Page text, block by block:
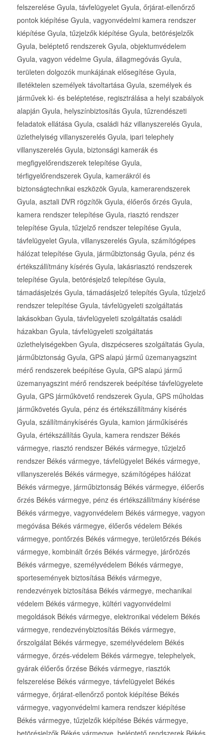
felszerelése Gyula, távfelügyelet Gyula, őrjárat-ellenőrző
pontok kiépítése Gyula, vagyonvédelmi kamera rendszer
kiépítése Gyula, tűzjelzők kiépítése Gyula, betörésjelzők
Gyula, beléptető rendszerek Gyula, objektumvédelem
Gyula, vagyon védelme Gyula, állagmegóvás Gyula,
területen dolgozók munkájának elősegítése Gyula,
illetéktelen személyek távoltartása Gyula, személyek és
járművek ki- és beléptetése, regisztrálása a helyi szabályok
alapján Gyula, helyszínbiztosítás Gyula, tűzrendészeti
feladatok ellátása Gyula, családi ház villanyszerelés Gyula,
üzlethelyiség villanyszerelés Gyula, ipari telephely
villanyszerelés Gyula, biztonsági kamerák és
megfigyelőrendszerek telepítése Gyula,
térfigyelőrendszerek Gyula, kamerákról és
biztonságtechnikai eszközök Gyula, kamerarendszerek
Gyula, asztali DVR rögzítők Gyula, élőerős őrzés Gyula,
kamera rendszer telepítése Gyula, riasztó rendszer
telepítése Gyula, tűzjelző rendszer telepítése Gyula,
távfelügyelet Gyula, villanyszerelés Gyula, számítógépes
hálózat telepítése Gyula, járműbiztonság Gyula, pénz és
értékszállítmány kísérés Gyula, lakásriasztó rendszerek
telepítése Gyula, betörésjelző telepítése Gyula,
támadásjelzés Gyula, támadásjelző telepítés Gyula, tűzjelző
rendszer telepítése Gyula, távfelügyeleti szolgáltatás
lakásokban Gyula, távfelügyeleti szolgáltatás családi
házakban Gyula, távfelügyeleti szolgáltatás
üzlethelyiségekben Gyula, diszpécseres szolgáltatás Gyula,
járműbiztonság Gyula, GPS alapú jármű üzemanyagszint
mérő rendszerek beépítése Gyula, GPS alapú jármű
üzemanyagszint mérő rendszerek beépítése távfelügyelete
Gyula, GPS járműkövető rendszerek Gyula, GPS műholdas
járműkövetés Gyula, pénz és értékszállítmány kísérés
Gyula, szállítmánykísérés Gyula, kamion járműkísérés
Gyula, értékszállítás Gyula, kamera rendszer Békés
vármegye, riasztó rendszer Békés vármegye, tűzjelző
rendszer Békés vármegye, távfelügyelet Békés vármegye,
villanyszerelés Békés vármegye, számítógépes hálózat
Békés vármegye, járműbiztonság Békés vármegye, élőerős
őrzés Békés vármegye, pénz és értékszállítmány kísérése
Békés vármegye, vagyonvédelem Békés vármegye, vagyon
megóvása Békés vármegye, élőerős védelem Békés
vármegye, pontőrzés Békés vármegye, területőrzés Békés
vármegye, kombinált őrzés Békés vármegye, járőrözés
Békés vármegye, személyvédelem Békés vármegye,
sportesemények biztosítása Békés vármegye,
rendezvények biztosítása Békés vármegye, mechanikai
védelem Békés vármegye, kültéri vagyonvédelmi
megoldások Békés vármegye, elektronikai védelem Békés
vármegye, rendezvénybiztosítás Békés vármegye,
őrszolgálat Békés vármegye, személyvédelem Békés
vármegye, őrzés-védelem Békés vármegye, telephelyek,
gyárak élőerős őrzése Békés vármegye, riasztók
felszerelése Békés vármegye, távfelügyelet Békés
vármegye, őrjárat-ellenőrző pontok kiépítése Békés
vármegye, vagyonvédelmi kamera rendszer kiépítése
Békés vármegye, tűzjelzők kiépítése Békés vármegye,